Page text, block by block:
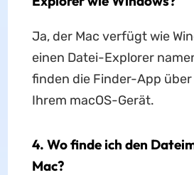
Ja, der Mac verfügt wie
einen Datei-Explorer
finden die Finder-App über
Ihrem macOS-Gerät.
4. Wo finde ich den
Mac?